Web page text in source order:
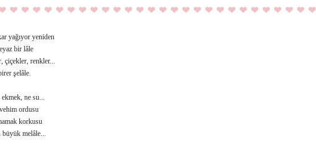
yağıyor yeniden
bir lâle
çiçekler, renkler...
şelâle.
ne su...
ordusu
korkusu
melâle...